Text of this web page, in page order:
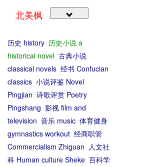
北美枫
历史 history 历史小说 a
historical novel 古典小说
classical novels 经书 Confucian
classics 小说评鉴 Novel
Pingjian 诗歌评赏 Poetry
Pingshang 影视 film and
television 音乐 music 体育健身
gymnastics workout 经商职管
Commercialism Zhiguan 人文社
科 Human culture Sheke 百科学